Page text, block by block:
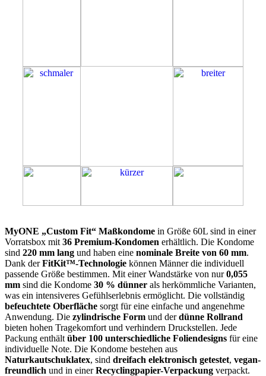
MyONE „Custom Fit“ Maßkondome in Größe 60L sind in einer
Vorratsbox mit 36 Premium-Kondomen erhältlich. Die Kondome
sind 220 mm lang und haben eine nominale Breite von 60 mm.
Dank derFitKit™-Technologie können Männer die individuell
passende Größe bestimmen. Mit einer Wandstärke von nur0,055
mm sind die Kondome 30 % dünner als herkömmliche Varianten,
was ein intensiveres Gefühlserlebnis ermöglicht. Die vollständig
befeuchtete Oberfläche sorgt für eine einfache und angenehme
Anwendung. Die zylindrische Form und derdünne Rollrand
bieten hohen Tragekomfort und verhindern Druckstellen. Jede
Packung enthält über 100 unterschiedliche Foliendesigns für eine
individuelle Note. Die Kondome bestehen aus
Naturkautschuklatex, sind dreifach elektronisch getestet, vegan-
freundlich und in einerRecyclingpapier-Verpackung verpackt.